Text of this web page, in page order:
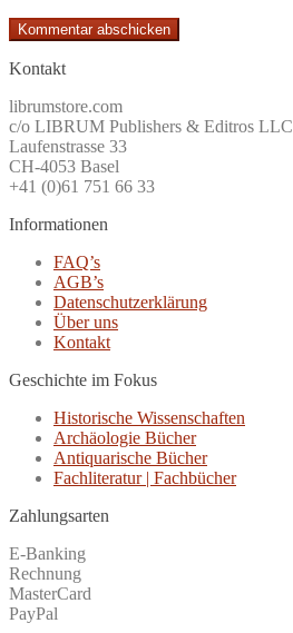
Kontakt
librumstore.com
c/o LIBRUM Publishers & Editros LLC
Laufenstrasse 33
CH-4053 Basel
+41 (0)61 751 66 33
Informationen
FAQ’s
AGB’s
Datenschutzerklärung
Über uns
Kontakt
Geschichte im Fokus
Historische Wissenschaften
Archäologie Bücher
Antiquarische Bücher
Fachliteratur | Fachbücher
Zahlungsarten
E-Banking
Rechnung
MasterCard
PayPal